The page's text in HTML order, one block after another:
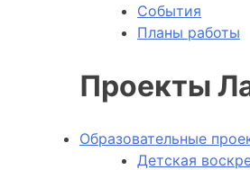
События
Планы работы
Проекты
Образовательные
Детская